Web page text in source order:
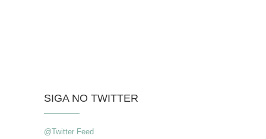
SIGA NO TWITTER
@Twitter Feed